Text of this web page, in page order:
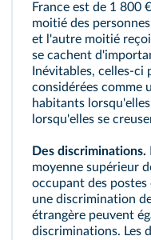
France est de 1 800
moitié des
et l'autre moitié
se cachent
Inévitables, celles-
considérées comme
habitants
lorsqu'elles se
Des discriminations.
moyenne supérieur
occupant des
une discrimination
étrangère peuvent
discriminations. Les